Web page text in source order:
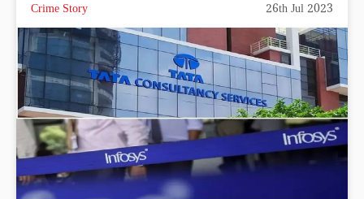
Crime Story 26th Jul 2023